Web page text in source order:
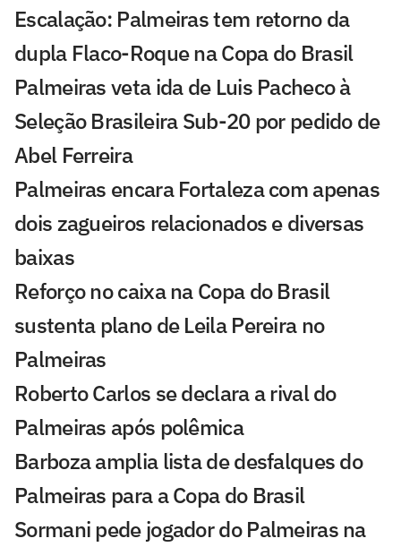
Escalação: Palmeiras tem retorno da
dupla Flaco-Roque na Copa do Brasil
Palmeiras veta ida de Luis Pacheco à
Seleção Brasileira Sub-20 por pedido de
Abel Ferreira
Palmeiras encara Fortaleza com apenas
dois zagueiros relacionados e diversas
baixas
Reforço no caixa na Copa do Brasil
sustenta plano de Leila Pereira no
Palmeiras
Roberto Carlos se declara a rival do
Palmeiras após polêmica
Barboza amplia lista de desfalques do
Palmeiras para a Copa do Brasil
Sormani pede jogador do Palmeiras na